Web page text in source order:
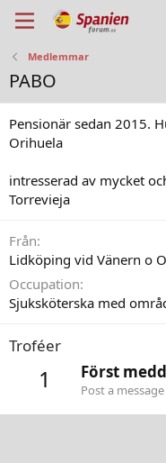
Medlemmar
PABO
Pensionär sedan 2015.
Orihuela
intresserad av mycket
Torrevieja
Från
Lidköping vid Vänern o
Occupation
Sjuksköterska med
Troféer
1 Först
Post a